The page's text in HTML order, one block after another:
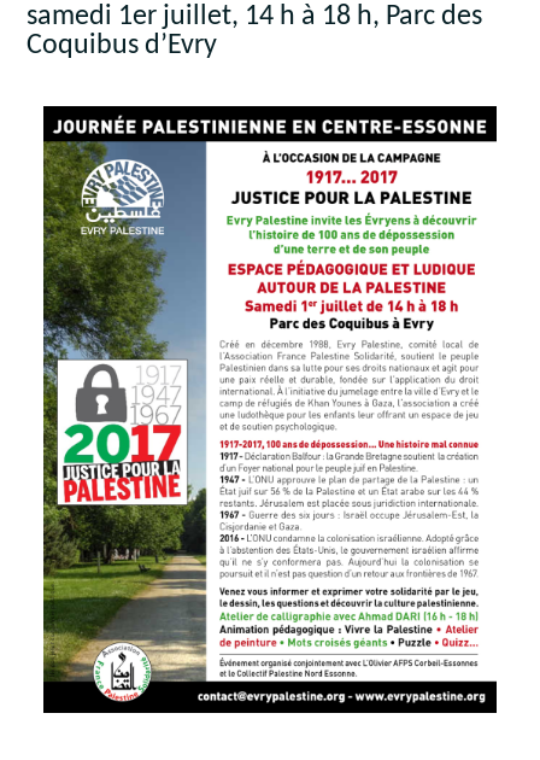
samedi 1er juillet, 14 h à 18 h, Parc des
Coquibus d’Evry